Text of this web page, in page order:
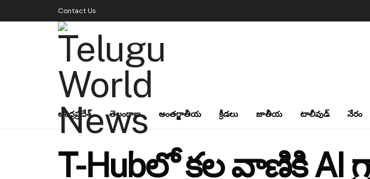
Contact Us
ఆంధ్రప్రదేశ్ తెలంగాణ అంతర్జాతీయ క్రీడలు జాతీయ టాలీవుడ్ నేరం
T-Hubలో కల వాణికి AI